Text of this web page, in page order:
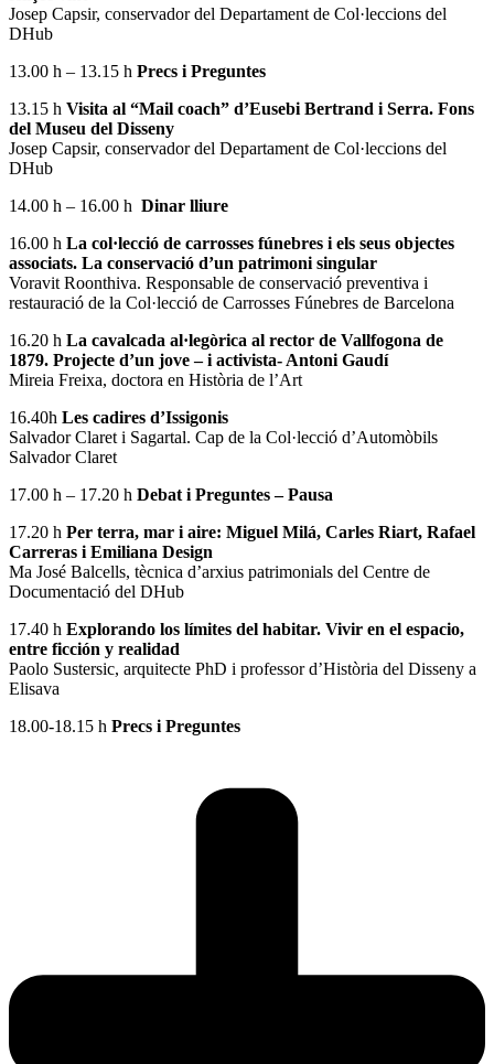
Josep Capsir, conservador del Departament de Col·leccions del
DHub
13.00 h – 13.15 h Precs i Preguntes
13.15 h Visita al “Mail coach” d’Eusebi Bertrand i Serra. Fons
del Museu del Disseny
Josep Capsir, conservador del Departament de Col·leccions del
DHub
14.00 h – 16.00 h Dinar lliure
16.00 h La col·lecció de carrosses fúnebres i els seus objectes
associats. La conservació d’un patrimoni singular
Voravit Roonthiva. Responsable de conservació preventiva i
restauració de la Col·lecció de Carrosses Fúnebres de Barcelona
16.20 h La cavalcada al·legòrica al rector de Vallfogona de
1879. Projecte d’un jove– i activista- Antoni Gaudí
Mireia Freixa, doctora en Història de l’Art
16.40h Les cadires d’Issigonis
Salvador Claret i Sagartal. Cap de la Col·lecció d’Automòbils
Salvador Claret
17.00 h – 17.20 h Debat i Preguntes – Pausa
17.20 h Per terra, mar i aire: Miguel Milá, Carles Riart, Rafael
Carreras i Emiliana Design
Ma José Balcells, tècnica d’arxius patrimonials del Centre de
Documentació del DHub
17.40 h Explorando los límites del habitar. Vivir en el espacio,
entre ficción y realidad
Paolo Sustersic, arquitecte PhD i professor d’Història del Disseny a
Elisava
18.00-18.15 h Precs i Preguntes